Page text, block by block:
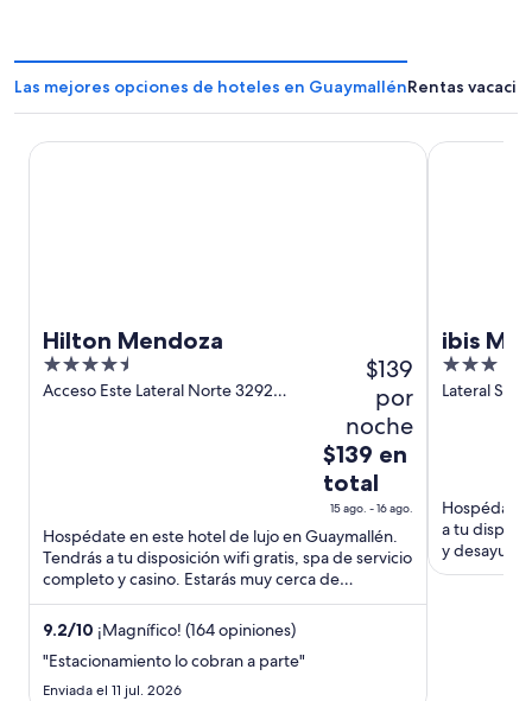
Las mejores opciones de hoteles en GuaymallénRentas
Hilton Mendoza
4.5
out
Acceso Este Lateral Norte 3292
$139
por
noche
El
precio
es
$139
en
total
$139 en
total
15 ago. - 16 ago.
Hospédate en este hotel de lujo en Guaymallén.
Tendrás a tu disposición wifi gratis, spa de servicio
completo y casino. Estarás muy cerca de
atracciones como ...
9.2/10 ¡Magnífico! (164 opiniones)
"Estacionamiento lo cobran a parte"
Enviada el 11 jul. 2026
Hilton Mendoza
ibis
3
out
Lateral Sur
Hospédate
a tu
y
como
ibis